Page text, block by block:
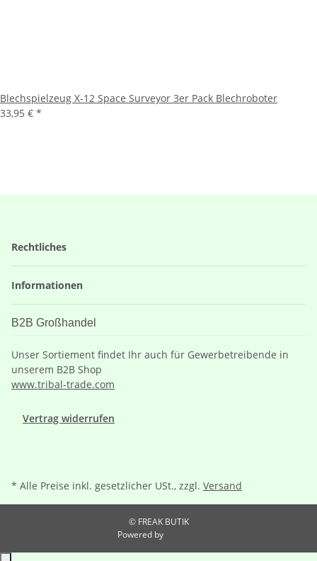
Blechspielzeug X-12 Space Surveyor 3er Pack Blechroboter
33,95 € *
Rechtliches
Informationen
B2B Großhandel
Unser Sortiement findet Ihr auch für Gewerbetreibende in
unserem B2B Shop
www.tribal-trade.com
Vertrag widerrufen
* Alle Preise inkl. gesetzlicher USt., zzgl. Versand
© FREAK BUTIK
Powered by